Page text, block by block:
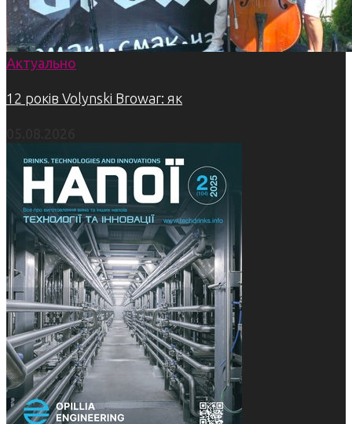
Актуально
12 років Volynski Browar: як